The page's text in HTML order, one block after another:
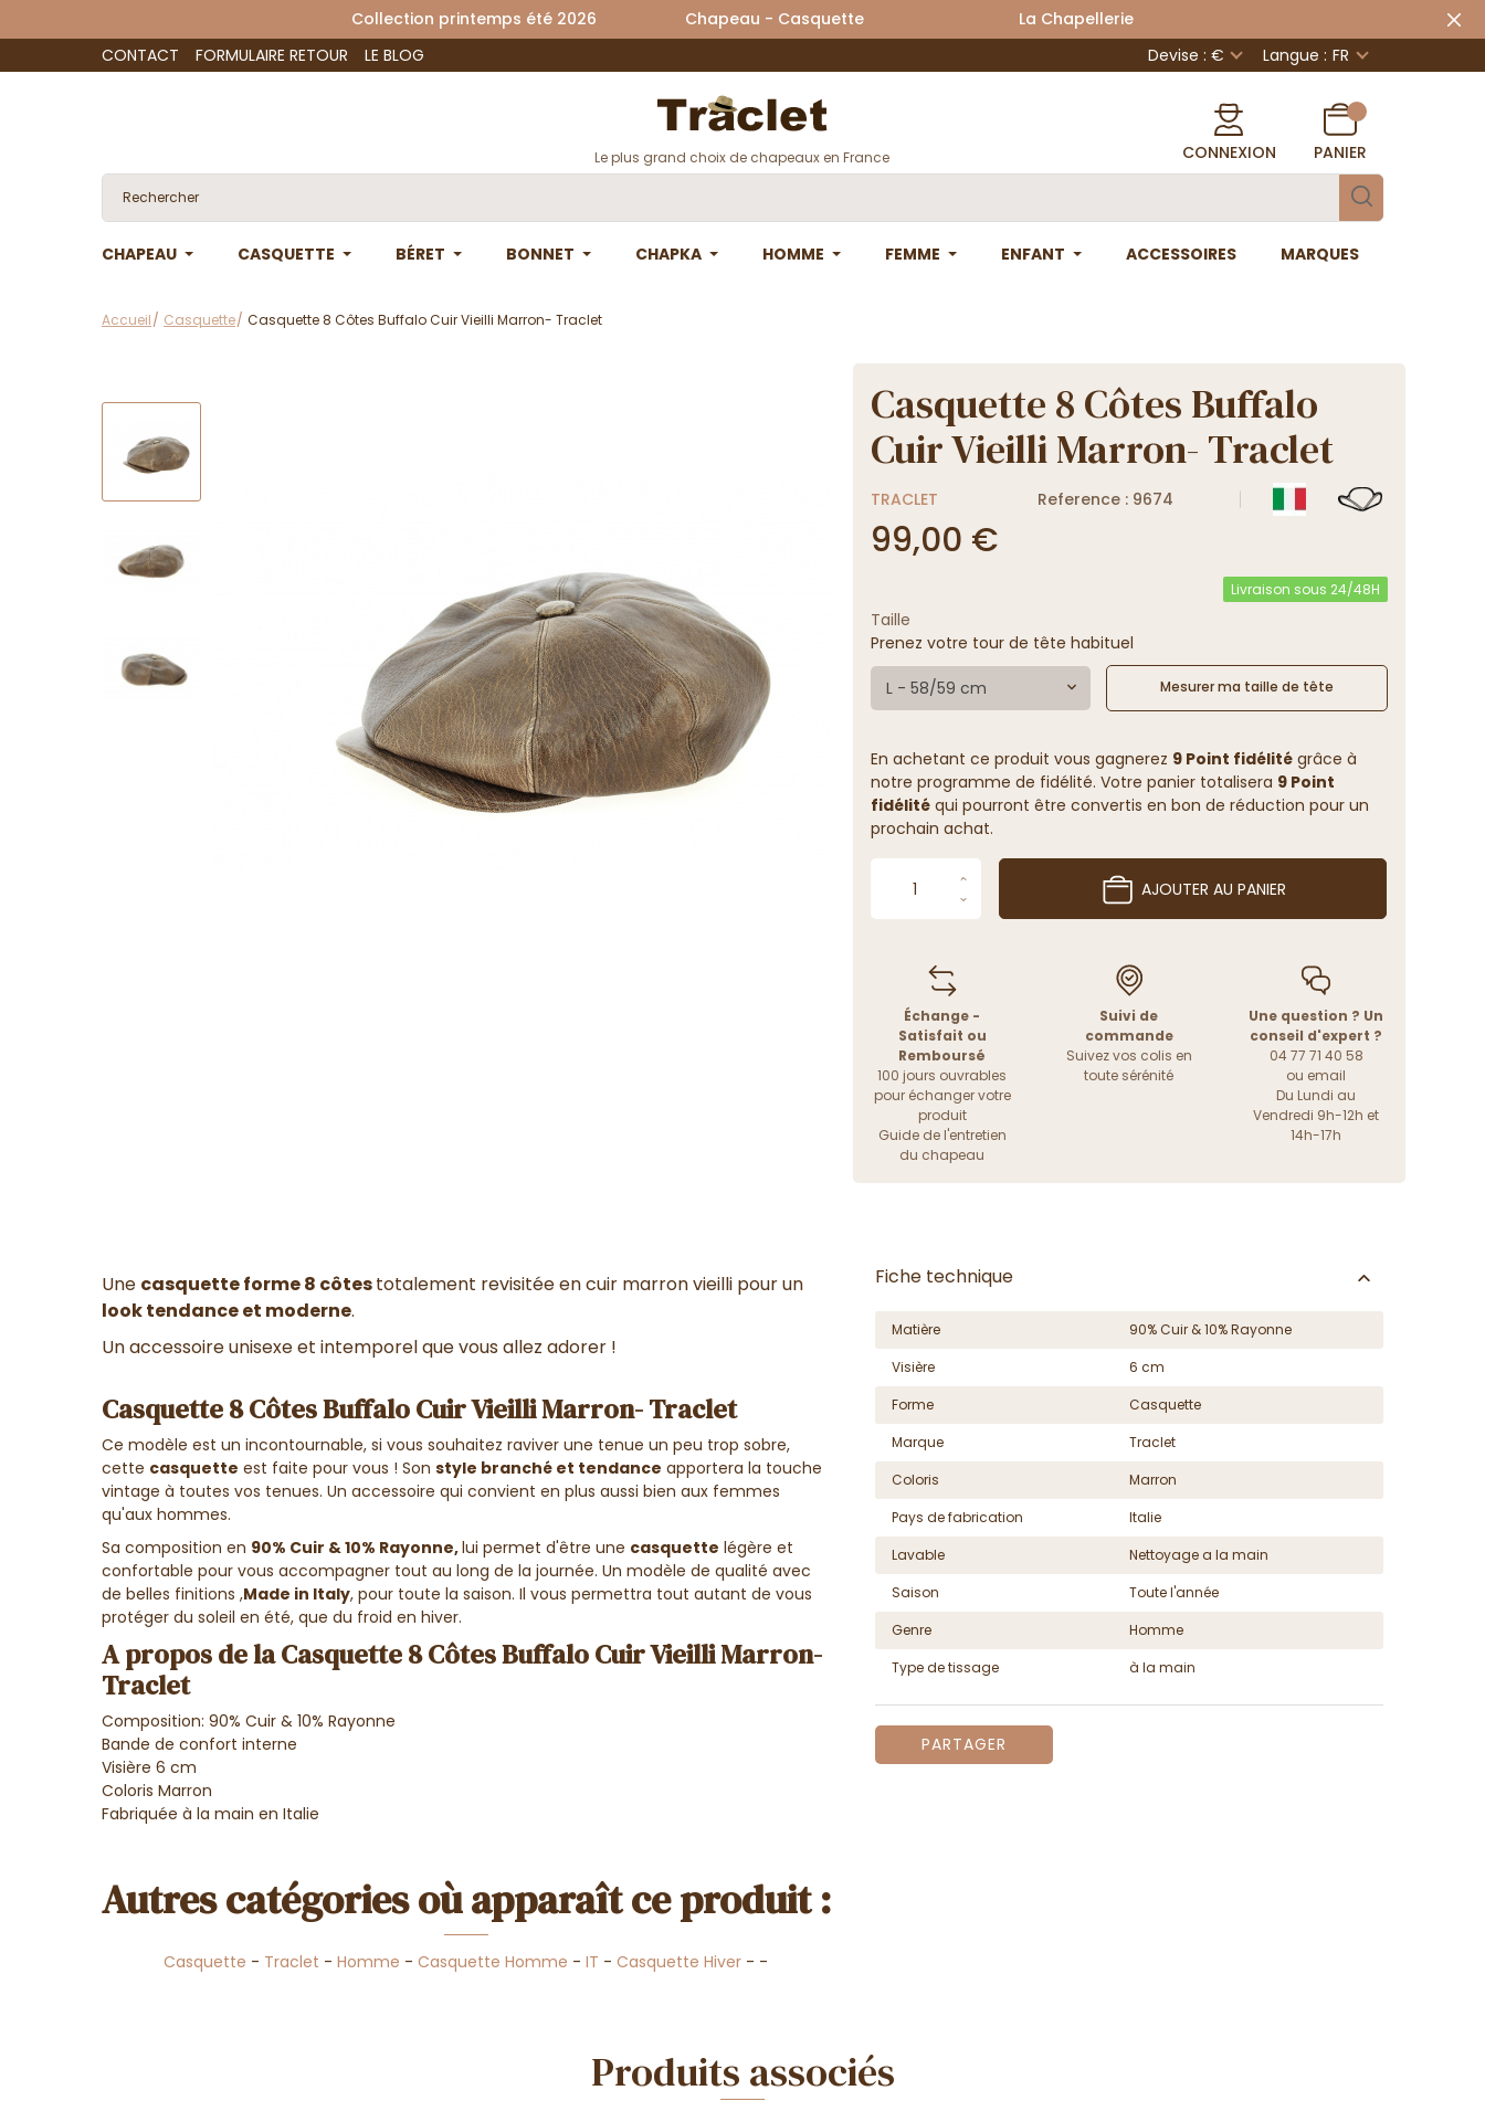
Collection printemps été 2026 Chapeau - Casquette La Chapellerie
CONTACT
FORMULAIRE RETOUR LE BLOG Devise : € Langue : FR
Le plus grand choix de chapeaux en France CONNEXION PANIER
CHAPEAU CASQUETTE BÉRET BONNET CHAPKA HOMME FEMME ENFANT ACCESSOIRES MARQUES
Accueil Casquette Casquette 8 Côtes Buffalo Cuir Vieilli Marron- Traclet
Casquette 8 Côtes Buffalo
Cuir Vieilli Marron- Traclet
TRACLET Reference : 9674
99,00 €
Livraison sous 24/48H
Taille
Prenez votre tour de tête habituel
L - 58/59 cm Mesurer ma taille de tête
En achetant ce produit vous gagnerez 9 Point fidélitégrâce à
notre programme de fidélité. Votre panier totalisera 9 Point
fidélitéqui pourront être convertis en bon de réduction pour un
prochain achat.
AJOUTER AU PANIER
Échange -
Satisfait ou
Remboursé
100 jours ouvrables
pour échanger votre
produit
Guide de l'entretien
du chapeau
Suivi de
commande
Suivez vos colis en
toute sérénité
Une question ? Un
conseil d'expert ?
04 77 71 40 58
ou email
Du Lundi au
Vendredi 9h-12h et
14h-17h
Une casquette forme 8 côtestotalement revisitée en cuir marron vieilli pour un
look tendance et moderne.
Un accessoire unisexe et intemporel que vous allez adorer !
Casquette 8 Côtes Buffalo Cuir Vieilli Marron- Traclet
Ce modèle est un incontournable, si vous souhaitez raviver une tenue un peu trop sobre,
cette casquette est faite pour vous ! Son style branché et tendance apportera la touche
vintage à toutes vos tenues. Un accessoire qui convient en plus aussi bien aux femmes
qu'aux hommes.
Sa composition en 90% Cuir & 10% Rayonne,lui permet d'être une casquette légère et
confortable pour vous accompagner tout au long de la journée. Un modèle de qualité avec
de belles finitions ,Made in Italy, pour toute la saison. Il vous permettra tout autant de vous
protéger du soleil en été, que du froid en hiver.
A propos de la Casquette 8 Côtes Buffalo Cuir Vieilli Marron-
Traclet
Composition: 90% Cuir & 10% Rayonne
Bande de confort interne
Visière 6 cm
Coloris Marron
Fabriquée à la main en Italie
Autres catégories où apparaît ce produit :
Casquette - Traclet -Homme -Casquette Homme -IT -Casquette Hiver - -
Fiche technique
Matière
90% Cuir & 10% Rayonne
Visière
6 cm
Forme
Casquette
Marque
Traclet
Coloris
Marron
Pays de fabrication
Italie
Lavable
Nettoyage a la main
Saison
Toute l'année
Genre
Homme
Type de tissage
à la main
PARTAGER
Produits associés